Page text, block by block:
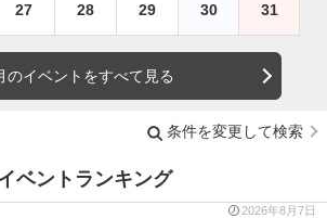
27 28 29 30 31
のイベントをすべて見る
条件を変更して検索
ベントランキング
2026年8月7日